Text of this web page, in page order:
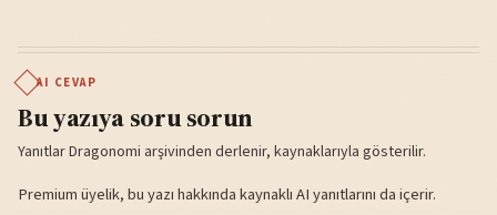
AI CEVAP
Bu yazıya soru sorun
Yanıtlar Dragonomi arşivinden derlenir, kaynaklarıyla gösterilir.
Premium üyelik, bu yazı hakkında kaynaklı AI yanıtlarını da içerir.